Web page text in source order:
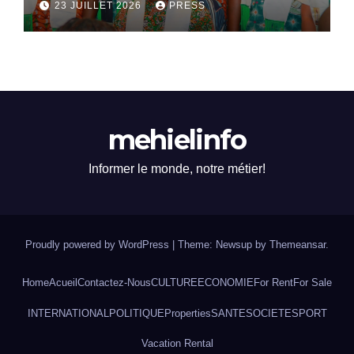
23 JUILLET 2026 PRESS
mehielinfo
Informer le monde, notre métier!
Proudly powered by WordPress | Theme: Newsup by Themeansar.
HomeAcueil Contactez-NousCULTURE ECONOMIE For RentFor Sale
INTERNATIONAL POLITIQUEPropertiesSANTESOCIETESPORT
Vacation Rental